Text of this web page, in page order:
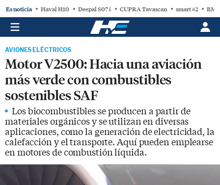
Es noticia Haval H10 Deepal S07 i CUPRA Tavascan smart #2
AVIONES ELÉCTRICOS
Motor V2500: Hacia una aviación
más verde con combustibles
sostenibles SAF
Los biocombustibles se producen a partir de
materiales orgánicos y se utilizan en diversas
aplicaciones, como la generación de electricidad, la
calefacción y el transporte. Aquí pueden emplearse
en motores de combustión líquida.